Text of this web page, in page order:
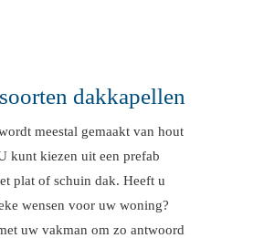
dakkapellen
meestal gemaakt van hout
kunt kiezen uit een prefab
plat of schuin dak. Heeft u
wensen voor uw woning?
uw vakman om zo antwoord